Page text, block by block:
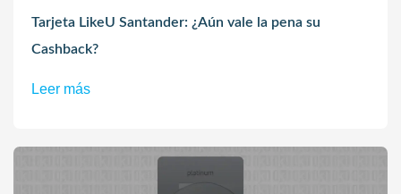
Tarjeta LikeU Santander: ¿Aún vale la pena su
Cashback?
Leer más